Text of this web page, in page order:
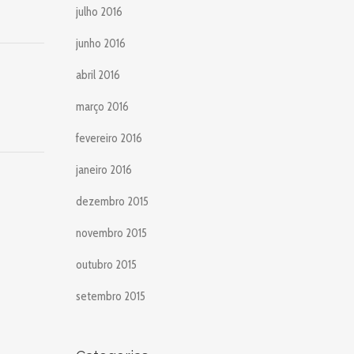
julho 2016
junho 2016
abril 2016
março 2016
fevereiro 2016
janeiro 2016
dezembro 2015
novembro 2015
outubro 2015
setembro 2015